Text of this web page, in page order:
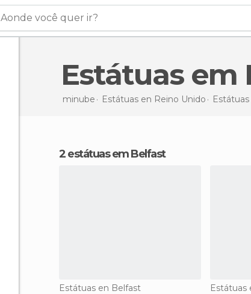
Aonde você quer ir?
Estátuas
minube Estátuas en Reino Unido
2 estátuas em Belfast
Estátuas en Belfast
Estátuas